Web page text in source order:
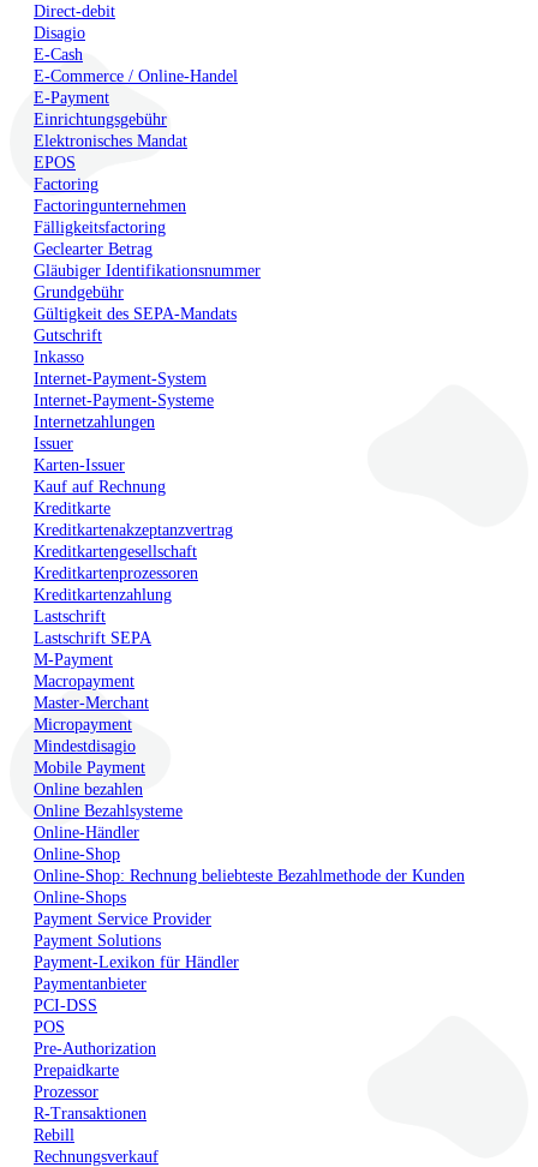
Direct-debit
Disagio
E-Cash
E-Commerce / Online-Handel
E-Payment
Einrichtungsgebühr
Elektronisches Mandat
EPOS
Factoring
Factoringunternehmen
Fälligkeitsfactoring
Geclearter Betrag
Gläubiger Identifikationsnummer
Grundgebühr
Gültigkeit des SEPA-Mandats
Gutschrift
Inkasso
Internet-Payment-System
Internet-Payment-Systeme
Internetzahlungen
Issuer
Karten-Issuer
Kauf auf Rechnung
Kreditkarte
Kreditkartenakzeptanzvertrag
Kreditkartengesellschaft
Kreditkartenprozessoren
Kreditkartenzahlung
Lastschrift
Lastschrift SEPA
M-Payment
Macropayment
Master-Merchant
Micropayment
Mindestdisagio
Mobile Payment
Online bezahlen
Online Bezahlsysteme
Online-Händler
Online-Shop
Online-Shop: Rechnung beliebteste Bezahlmethode der Kunden
Online-Shops
Payment Service Provider
Payment Solutions
Payment-Lexikon für Händler
Paymentanbieter
PCI-DSS
POS
Pre-Authorization
Prepaidkarte
Prozessor
R-Transaktionen
Rebill
Rechnungsverkauf